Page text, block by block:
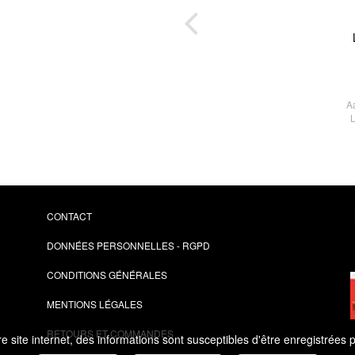
site internet, des informations sont susceptibles d'être enregistrées
CONTACT
DONNÉES PERSONNELLES - RGPD
CONDITIONS GÉNÉRALES
MENTIONS LÉGALES
RETOURS ET COMMANDES